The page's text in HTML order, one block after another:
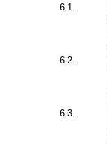
6.1.
6.2.
6.3.